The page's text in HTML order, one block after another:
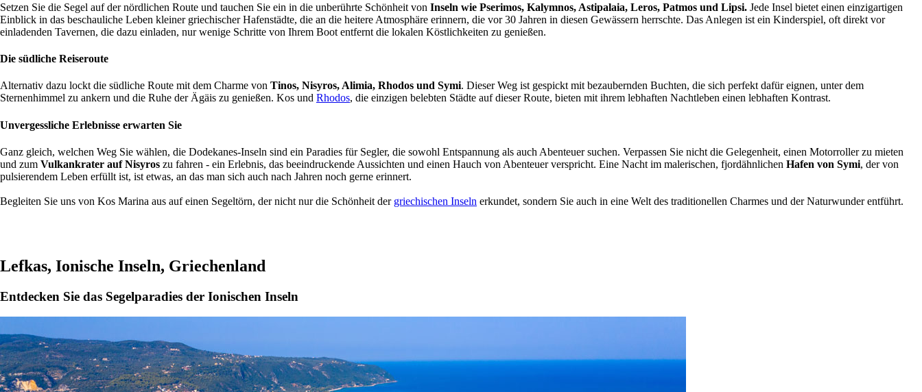
Setzen Sie die Segel auf der nördlichen Route und tauchen Sie ein in die unberührte Schönheit von Inseln wie Pserimos, Kalymnos, Astipalaia, Leros, Patmos und Lipsi. Jede Insel bietet einen einzigartigen
Einblick in das beschauliche Leben kleiner griechischer Hafenstädte, die an die heitere Atmosphäre erinnern, die vor 30 Jahren in diesen Gewässern herrschte. Das Anlegen ist ein Kinderspiel, oft direkt vor
einladenden Tavernen, die dazu einladen, nur wenige Schritte von Ihrem Boot entfernt die lokalen Köstlichkeiten zu genießen.
Die südliche Reiseroute
Alternativ dazu lockt die südliche Route mit dem Charme von Tinos, Nisyros, Alimia, Rhodos und Symi. Dieser Weg ist gespickt mit bezaubernden Buchten, die sich perfekt dafür eignen, unter dem
Sternenhimmel zu ankern und die Ruhe der Ägäis zu genießen. Kos und Rhodos, die einzigen belebten Städte auf dieser Route, bieten mit ihrem lebhaften Nachtleben einen lebhaften Kontrast.
Unvergessliche Erlebnisse erwarten Sie
Ganz gleich, welchen Weg Sie wählen, die Dodekanes-Inseln sind ein Paradies für Segler, die sowohl Entspannung als auch Abenteuer suchen. Verpassen Sie nicht die Gelegenheit, einen Motorroller zu mieten
und zum Vulkankrater auf Nisyros zu fahren - ein Erlebnis, das beeindruckende Aussichten und einen Hauch von Abenteuer verspricht. Eine Nacht im malerischen, fjordähnlichen Hafen von Symi, der von
pulsierendem Leben erfüllt ist, ist etwas, an das man sich auch nach Jahren noch gerne erinnert.
Begleiten Sie uns von Kos Marina aus auf einen Segeltörn, der nicht nur die Schönheit der griechischen Inseln erkundet, sondern Sie auch in eine Welt des traditionellen Charmes und der Naturwunder entführt.
Lefkas, Ionische Inseln, Griechenland
Entdecken Sie das Segelparadies der Ionischen Inseln